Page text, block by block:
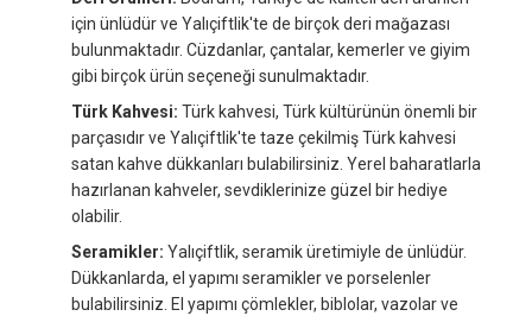
için ünlüdür ve Yalıçiftlik'te de birçok deri mağazası
bulunmaktadır. Cüzdanlar, çantalar, kemerler ve giyim
gibi birçok ürün seçeneği sunulmaktadır.
Türk Kahvesi: Türk kahvesi, Türk kültürünün önemli bir
parçasıdır ve Yalıçiftlik'te taze çekilmiş Türk kahvesi
satan kahve dükkanları bulabilirsiniz. Yerel baharatlarla
hazırlanan kahveler, sevdiklerinize güzel bir hediye
olabilir.
Seramikler: Yalıçiftlik, seramik üretimiyle de ünlüdür.
Dükkanlarda, el yapımı seramikler ve porselenler
bulabilirsiniz. El yapımı çömlekler, biblolar, vazolar ve